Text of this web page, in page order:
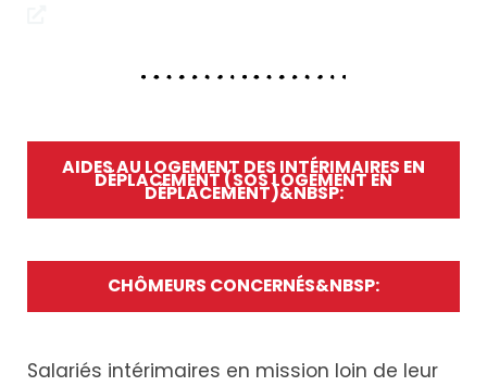
AIDES AU LOGEMENT DES INTÉRIMAIRES EN
DÉPLACEMENT (SOS LOGEMENT EN
DÉPLACEMENT)&NBSP:
CHÔMEURS CONCERNÉS&NBSP:
Salariés intérimaires en mission loin de leur